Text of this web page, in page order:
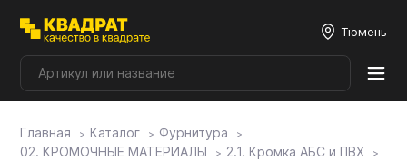
Тюмень
Плитные материалы
Главная Каталог
Фурнитура
02. КРОМОЧНЫЕ МАТЕРИАЛЫ
2.1. Кромка АБС и ПВХ